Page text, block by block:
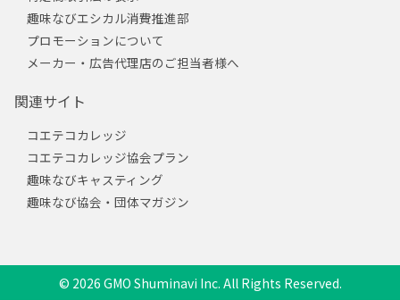
趣味なびエシカル消費推進部
プロモーションについて
メーカー・広告代理店のご担当者様へ
関連サイト
コエテコカレッジ
コエテコカレッジ協会プラン
趣味なびキャスティング
趣味なび協会・団体マガジン
© 2026 GMO Shuminavi Inc. All Rights Reserved.